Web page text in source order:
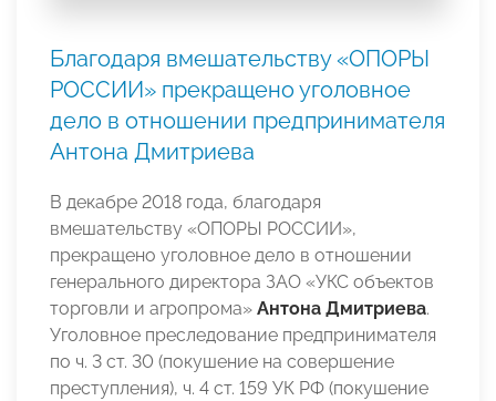
Благодаря вмешательству «ОПОРЫ
РОССИИ» прекращено уголовное
дело в отношении предпринимателя
Антона Дмитриева
В декабре 2018 года, благодаря
вмешательству «ОПОРЫ РОССИИ»,
прекращено уголовное дело в отношении
генерального директора ЗАО «УКС объектов
торговли и агропрома» Антона Дмитриева.
Уголовное преследование предпринимателя
по ч. 3 ст. 30 (покушение на совершение
преступления), ч. 4 ст. 159 УК РФ (покушение